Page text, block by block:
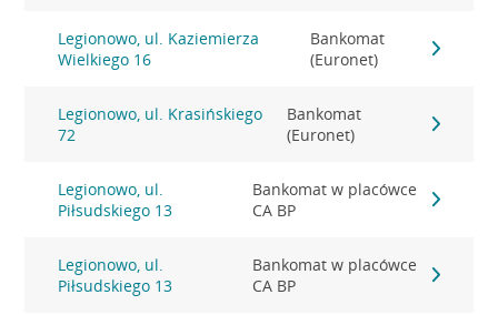
Legionowo, ul. Kaziemierza
Wielkiego 16
Bankomat
(Euronet)
Legionowo, ul. Krasińskiego
72
Bankomat
(Euronet)
Legionowo, ul.
Piłsudskiego 13
Bankomat w placówce
CA BP
Legionowo, ul.
Piłsudskiego 13
Bankomat w placówce
CA BP